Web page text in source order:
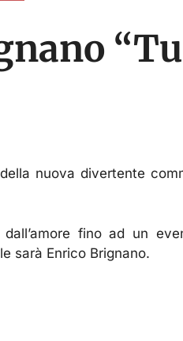
nuova divertente
fino ad un
sarà Enrico Brignano.